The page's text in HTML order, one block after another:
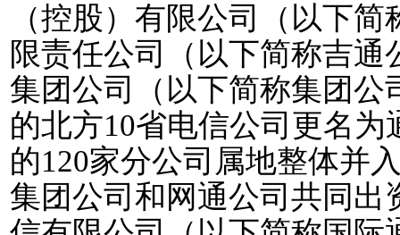
（控股）有限公司（以下
限责任公司（以下简称吉
集团公司（以下简称集团
的北方10省电信公司更名为
的120家分公司属地整体并
集团公司和网通公司共同